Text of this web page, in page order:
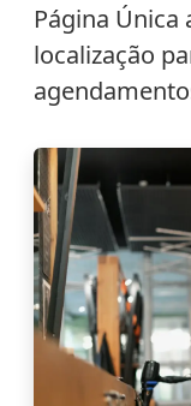
Página Única
localização